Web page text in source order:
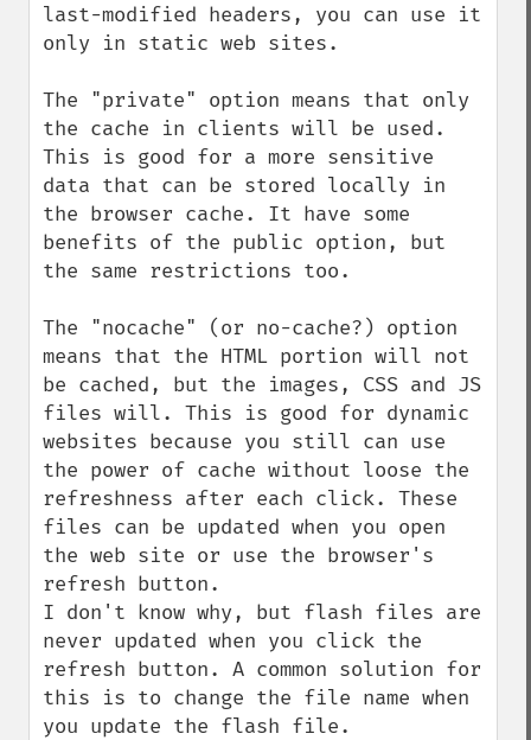
last-modified headers, you can use it
only in static web sites.
The "private" option means that only
the cache in clients will be used.
This is good for a more sensitive
data that can be stored locally in
the browser cache. It have some
benefits of the public option, but
the same restrictions too.
The "nocache" (or no-cache?) option
means that the HTML portion will not
be cached, but the images, CSS and JS
files will. This is good for dynamic
websites because you still can use
the power of cache without loose the
refreshness after each click. These
files can be updated when you open
the web site or use the browser's
refresh button.
I don't know why, but flash files are
never updated when you click the
refresh button. A common solution for
this is to change the file name when
you update the flash file.